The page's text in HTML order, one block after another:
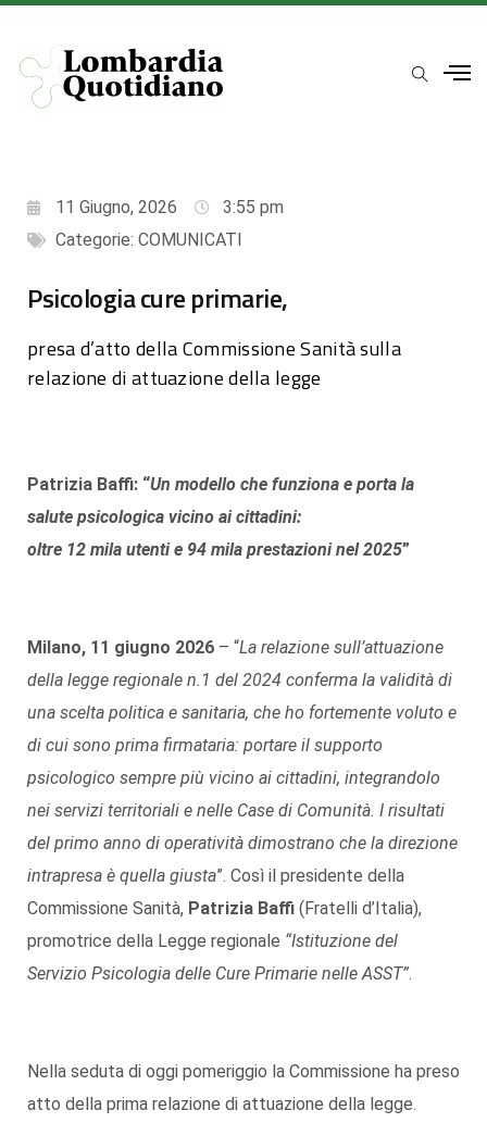
11 Giugno, 2026
3:55 pm
Categorie: COMUNICATI
Psicologia cure primarie,
presa d’atto della Commissione Sanità sulla
relazione di attuazione della legge
Patrizia Baffi: “Un modello che funziona e porta la
salute psicologica vicino ai cittadini:
oltre 12 mila utenti e 94 mila prestazioni nel 2025”
Milano, 11 giugno 2026 – “La relazione sull’attuazione
della legge regionale n.1 del 2024 conferma la validità di
una scelta politica e sanitaria, che ho fortemente voluto e
di cui sono prima firmataria: portare il supporto
psicologico sempre più vicino ai cittadini, integrandolo
nei servizi territoriali e nelle Case di Comunità. I risultati
del primo anno di operatività dimostrano che la direzione
intrapresa è quella giusta”. Così il presidente della
Commissione Sanità, Patrizia Baffi (Fratelli d’Italia),
promotrice della Legge regionale “Istituzione del
Servizio Psicologia delle Cure Primarie nelle ASST”.
Nella seduta di oggi pomeriggio la Commissione ha preso
atto della prima relazione di attuazione della legge.